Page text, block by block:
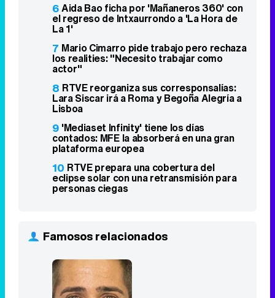
6Aida Bao ficha por 'Mañaneros 360' con
el regreso de Intxaurrondo a 'La Hora de
La 1'
7 Mario Cimarro pide trabajo pero rechaza
los realities: "Necesito trabajar como
actor"
8 RTVE reorganiza sus corresponsalías:
Lara Siscar irá a Roma y Begoña Alegría a
Lisboa
9 'Mediaset Infinity' tiene los días
contados: MFE la absorberá en una gran
plataforma europea
10 RTVE prepara una cobertura del
eclipse solar con una retransmisión para
personas ciegas
Famosos relacionados